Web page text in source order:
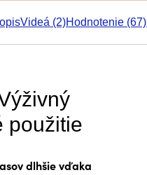
Videá (2)Hodnotenie (67)
použitie
dlhšie vďaka